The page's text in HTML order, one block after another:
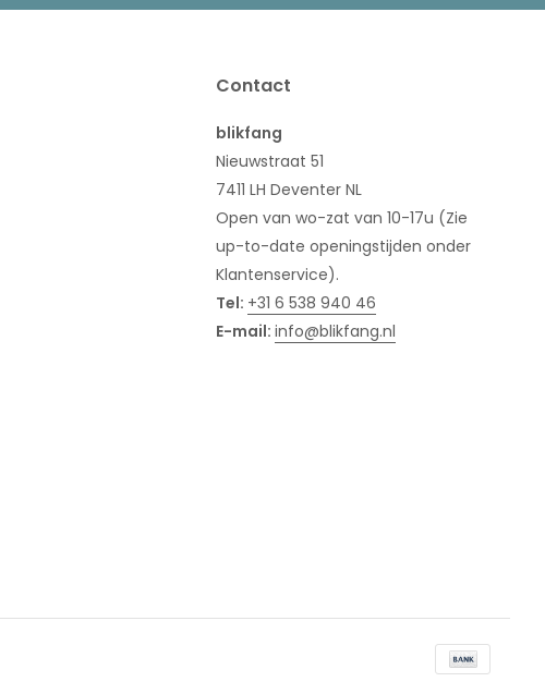
Contact
blikfang
Nieuwstraat 51
7411 LH Deventer NL
Open van wo-zat van 10-17u (Zie
up-to-date openingstijden onder
Klantenservice).
Tel: +31 6 538 940 46
E-mail: info@blikfang.nl